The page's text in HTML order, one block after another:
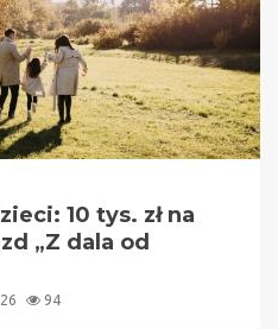
10 tys. zł na
„Z dala od
94